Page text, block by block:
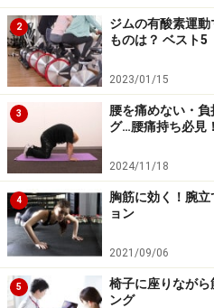
2
ジムの有酸素運
ものは？ ベスト5
2023/01/15
3
腰を痛めない・
グ…腰痛持ち必見！
2024/11/18
4
胸筋に効く！腕
ョン
2021/09/06
5
椅子に座りなが
ング